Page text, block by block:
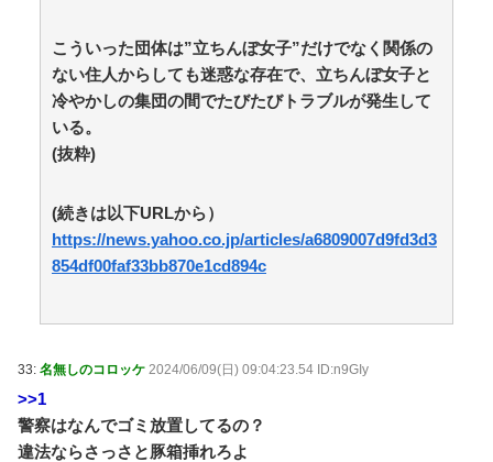
分岐点突破は4％未満 / anaguro - 総合 NEW! (8/9 11:05)
嫁の銀行口座が突如凍結されて三菱UFJ銀行に問い合
わせ、「説明できない」と言われて警察に相談しにいく
と…… / anaguro - 総合
韓国人「昨日韓国YGエンタ社屋ドアをゴルフクラブ
でたたいた女は日本人だった」 / 5chまとめMAP(総
週1エステ＆週3パーソナルジム通いの美意識過剰な先
輩「これって普通だよね？」→私「真似できません…」
の不毛なやり取りに疲れ果てた・・・ / おまとめアンテ
ナ NEW! (8/9 10:19)
【朗報】高瀬くるみ＆浅倉樹々がランチ「ききちゃん
NEW!
三大王道寿司「まぐろ」「サーモン」あとひとつは？
/ おまとめアンテナ NEW! (8/9 06:26)
こういった団体は”立ちんぼ女子”だけでなく関係の
ない住人からしても迷惑な存在で、立ちんぼ女子と
冷やかしの集団の間でたびたびトラブルが発生して
いる。
(抜粋)
(続きは以下URLから）
https://news.yahoo.co.jp/articles/a6809007d9fd3d3
854df00faf33bb870e1cd894c
33: 名無しのコロッケ 2024/06/09(日) 09:04:23.54 ID:n9GIy
>>1
警察はなんでゴミ放置してるの？
違法ならさっさと豚箱挿れろよ